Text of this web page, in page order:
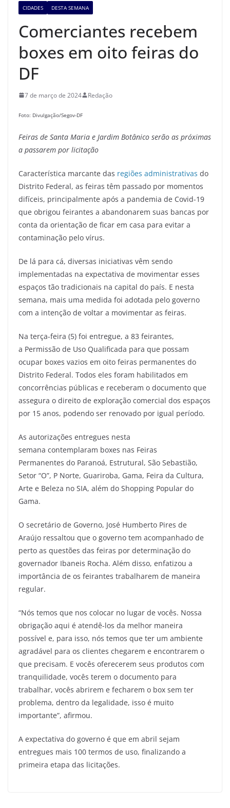
CIDADES DESTA SEMANA
Comerciantes recebem
boxes em oito feiras do
DF
7 de março de 2024 Redação
Foto: Divulgação/Segov-DF
Feiras de Santa Maria e Jardim Botânico serão as próximas
a passarem por licitação
Característica marcante das regiões administrativas do
Distrito Federal, as feiras têm passado por momentos
difíceis, principalmente após a pandemia de Covid-19
que obrigou feirantes a abandonarem suas bancas por
conta da orientação de ficar em casa para evitar a
contaminação pelo vírus.
De lá para cá, diversas iniciativas vêm sendo
implementadas na expectativa de movimentar esses
espaços tão tradicionais na capital do país. E nesta
semana, mais uma medida foi adotada pelo governo
com a intenção de voltar a movimentar as feiras.
Na terça-feira (5) foi entregue, a 83 feirantes,
a Permissão de Uso Qualificada para que possam
ocupar boxes vazios em oito feiras permanentes do
Distrito Federal. Todos eles foram habilitados em
concorrências públicas e receberam o documento que
assegura o direito de exploração comercial dos espaços
por 15 anos, podendo ser renovado por igual período.
As autorizações entregues nesta
semana contemplaram boxes nas Feiras
Permanentes do Paranoá, Estrutural, São Sebastião,
Setor “O”, P Norte, Guariroba, Gama, Feira da Cultura,
Arte e Beleza no SIA, além do Shopping Popular do
Gama.
O secretário de Governo, José Humberto Pires de
Araújo ressaltou que o governo tem acompanhado de
perto as questões das feiras por determinação do
governador Ibaneis Rocha. Além disso, enfatizou a
importância de os feirantes trabalharem de maneira
regular.
“Nós temos que nos colocar no lugar de vocês. Nossa
obrigação aqui é atendê-los da melhor maneira
possível e, para isso, nós temos que ter um ambiente
agradável para os clientes chegarem e encontrarem o
que precisam. E vocês oferecerem seus produtos com
tranquilidade, vocês terem o documento para
trabalhar, vocês abrirem e fecharem o box sem ter
problema, dentro da legalidade, isso é muito
importante”, afirmou.
A expectativa do governo é que em abril sejam
entregues mais 100 termos de uso, finalizando a
primeira etapa das licitações.